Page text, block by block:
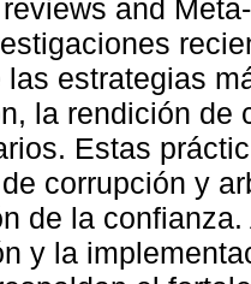
and
las estrategias
la rendición de
Estas
corrupción y
de la
y la